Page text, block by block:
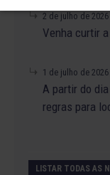
2 de julho de 2026
Venha curtir
1 de julho de 2026
A partir do
regras para
LISTAR TODAS AS